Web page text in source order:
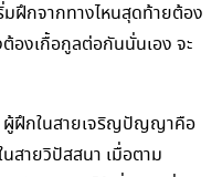
มฝึกจากทางไหนสุดท้ายต้อง
องเกื้อกูลต่อกันนั่นเอง จะ
ผู้ฝึกในสายเจริญปัญญาคือ
สายวิปัสสนา เมื่อตาม